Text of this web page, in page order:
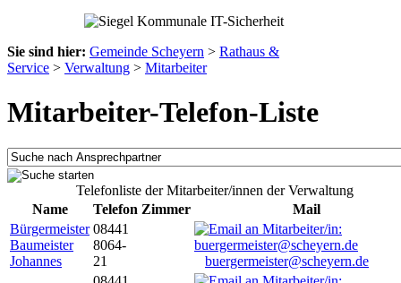
Sie sind hier: Gemeinde Scheyern > Rathaus &
Service > Verwaltung > Mitarbeiter
Mitarbeiter-Telefon-Liste
Telefonliste der Mitarbeiter/innen der Verwaltung
Name
Telefon Zimmer
Mail
Bürgermeister
Baumeister
Johannes
08441
8064-
21
buergermeister@scheyern.de